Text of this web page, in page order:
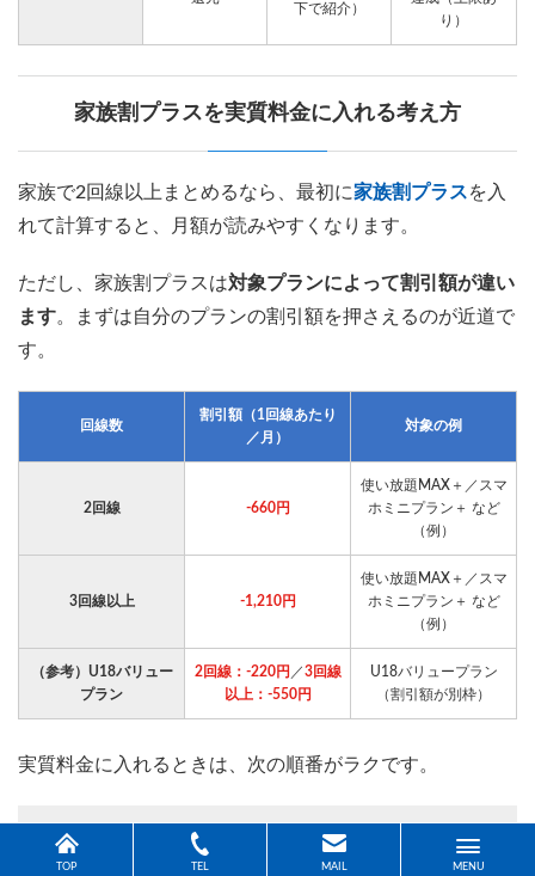
下で紹介）
り）
家族割プラスを実質料金に入れる考え方
家族で2回線以上まとめるなら、最初に家族割プラスを入
れて計算すると、月額が読みやすくなります。
ただし、家族割プラスは対象プランによって割引額が違い
ます。まずは自分のプランの割引額を押さえるのが近道で
す。
回線数
割引額（1回線あたり
／月）
対象の例
2回線 -660円
使い放題MAX＋／スマ
ホミニプラン＋ など
（例）
3回線以上 -1,210円
使い放題MAX＋／スマ
ホミニプラン＋ など
（例）
（参考）U18バリュー
プラン
2回線：-220円 ／3回線
以上：-550円
U18バリュープラン
（割引額が別枠）
実質料金に入れるときは、次の順番がラクです。
を決める（2回線／3回線以上）
TOP TEL MAIL MENU